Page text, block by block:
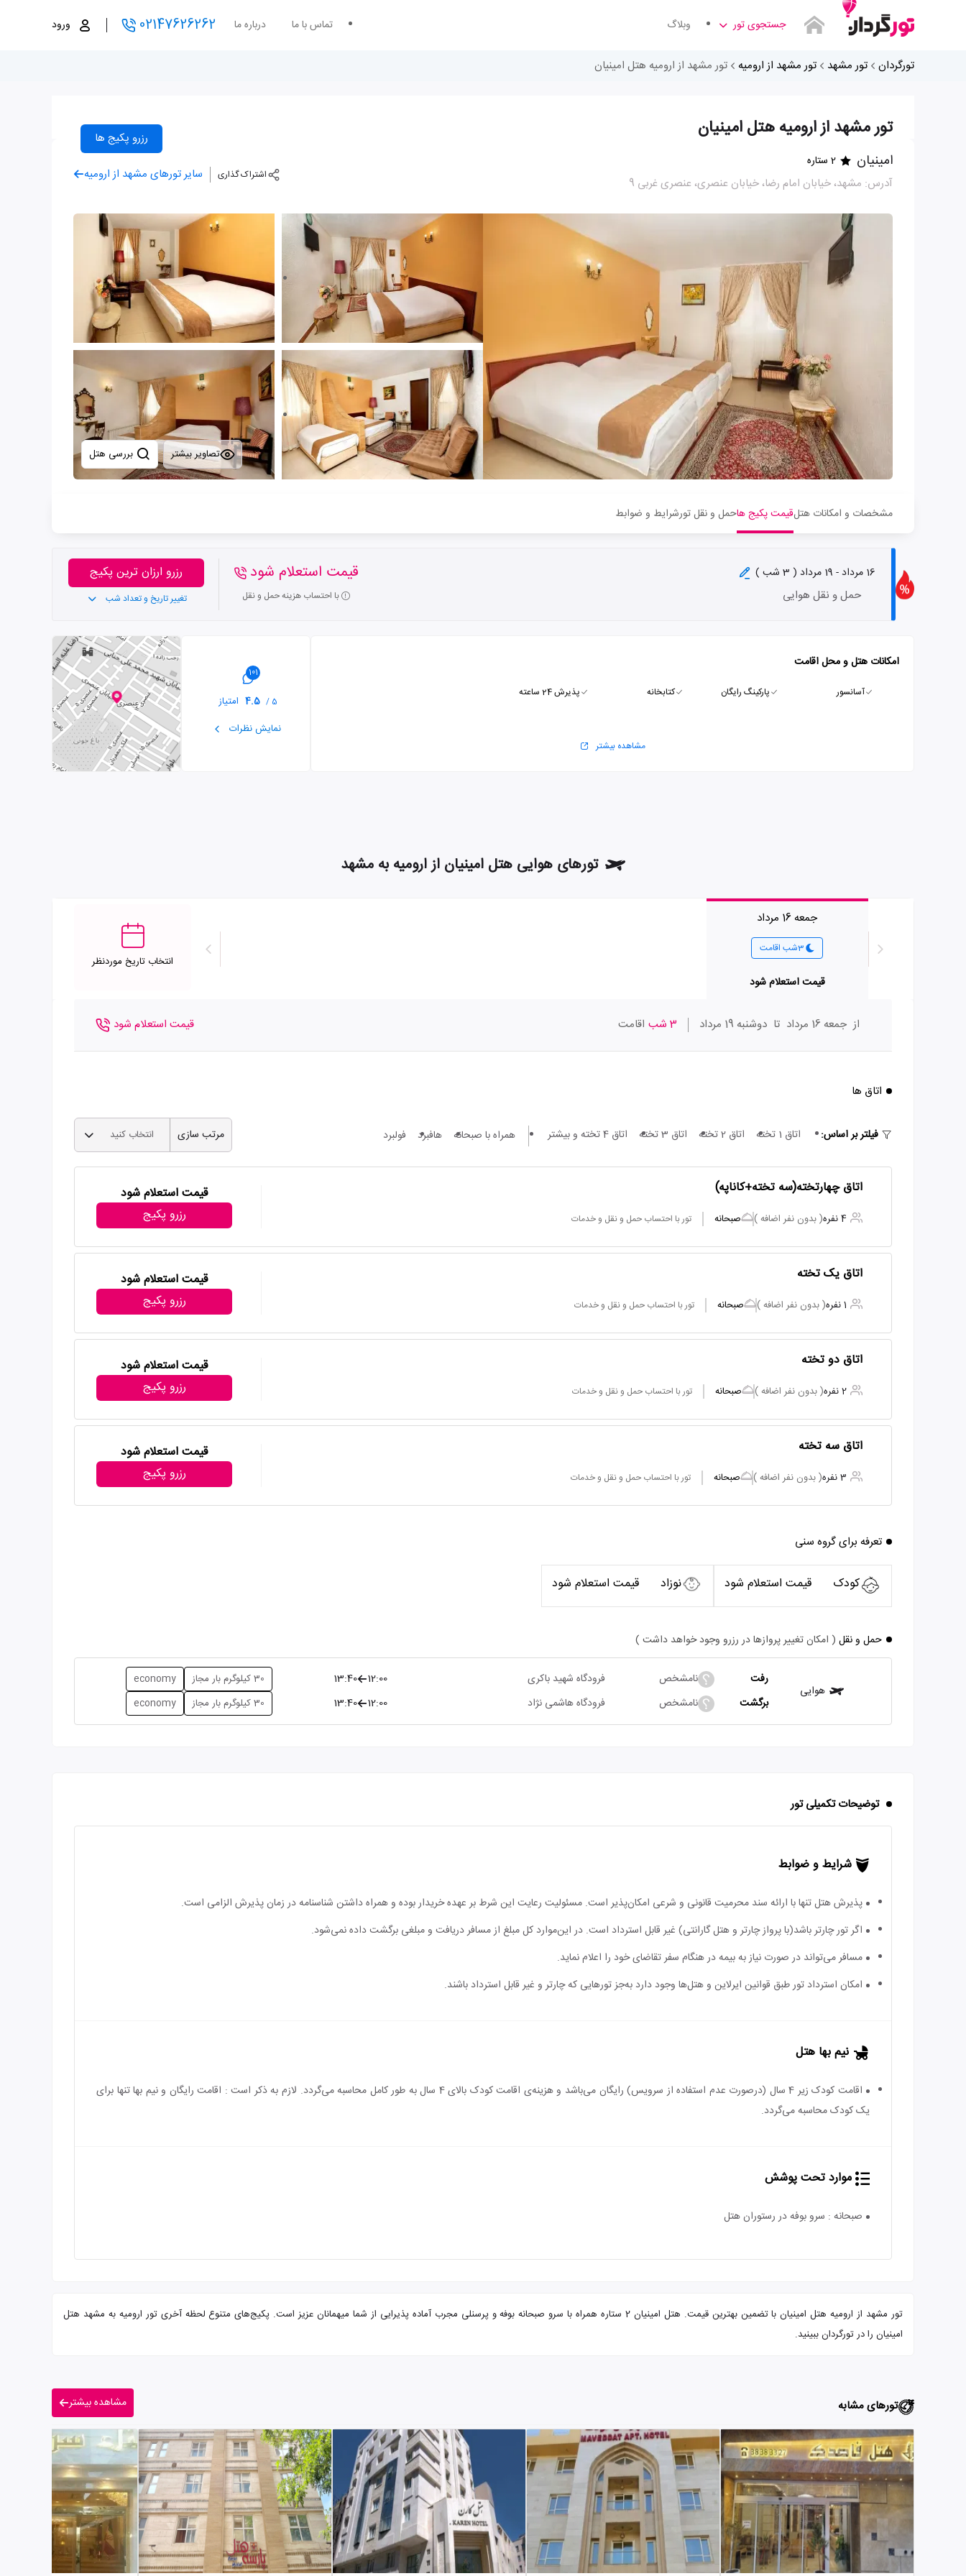
جستجوی تور وبلاگ تماس با ما درباره ما 02147626262 ورود
تورگردان تور مشهد تور مشهد از ارومیه تور مشهد از ارومیه هتل امینیان
تور مشهد از ارومیه هتل امینیان رزرو پکیج ها
امینیان 2 ستاره
آدرس: مشهد، خیابان امام رضا، خیابان عنصری، عنصری غربی 9
اشتراک گذاری سایر تورهای مشهد از ارومیه
تصاویر بیشتر
مشخصات و امکانات هتلقیمت پکیج هاحمل و نقل تورشرایط و ضوابط
16 مرداد - 19 مرداد ( 3 شب )
حمل و نقل هوایی
قیمت استعلام شود
با احتساب هزینه حمل و نقل
رزرو ارزان ترین پکیج
تغییر تاریخ و تعداد شب
امکانات هتل و محل اقامت
آسانسور پارکینگ رایگان کتابخانه پذیرش 24 ساعته
مشاهده بیشتر
101
5 /
4.5 امتیاز
نمایش نظرات
تورهای هوایی هتل امینیان از ارومیه به مشهد
جمعه 16 مرداد
3شب اقامت
قیمت استعلام شود
انتخاب تاریخ موردنظر
از جمعه 16 مرداد تا دوشنبه 19 مرداد 3 شب اقامت قیمت استعلام شود
اتاق ها
فیلتر بر اساس: اتاق 1 تخته اتاق 2 تخته اتاق 3 تخته اتاق 4 تخته و بیشتر همراه با صبحانه هافبرد فولبرد مرتب سازی انتخاب کنید
اتاق چهارتخته(سه تخته+کاناپه)
4 نفره ( بدون نفر اضافه ) صبحانه تور با احتساب حمل و نقل و خدمات
قیمت استعلام شود
رزرو پکیج
اتاق یک تخته
1 نفره ( بدون نفر اضافه ) صبحانه تور با احتساب حمل و نقل و خدمات
قیمت استعلام شود
رزرو پکیج
اتاق دو تخته
2 نفره ( بدون نفر اضافه ) صبحانه تور با احتساب حمل و نقل و خدمات
قیمت استعلام شود
رزرو پکیج
اتاق سه تخته
3 نفره ( بدون نفر اضافه ) صبحانه تور با احتساب حمل و نقل و خدمات
قیمت استعلام شود
رزرو پکیج
تعرفه برای گروه سنی
کودک قیمت استعلام شود نوزاد قیمت استعلام شود
حمل و نقل ( امکان تغییر پروازها در رزرو وجود خواهد داشت )
هوایی
رفت نامشخص فرودگاه شهید باکری 12:00
13:40 30 کیلوگرم بار مجاز economy
برگشت نامشخص فرودگاه هاشمی نژاد 12:00
13:40 30 کیلوگرم بار مجاز economy
توضیحات تکمیلی تور
شرایط و ضوابط
پذیرش هتل تنها با ارائه سند محرمیت قانونی و شرعی امکان‌پذیر است. مسئولیت رعایت این شرط بر عهده خریدار بوده و همراه داشتن شناسنامه در زمان پذیرش الزامی است.
اگر تور چارتر باشد(با پرواز چارتر و هتل گارانتی) غیر قابل استرداد است. در این‌موارد کل مبلغ از مسافر دریافت و مبلغی برگشت داده نمی‌شود.
مسافر می‌تواند در صورت نیاز به بیمه در هنگام سفر تقاضای خود را اعلام نماید.
امکان استرداد تور طبق قوانین ایرلاین و هتل‌ها وجود دارد به‌جز تورهایی که چارتر و غیر قابل استرداد باشند.
نیم بها هتل
اقامت کودک زیر 4 سال (درصورت عدم استفاده از سرویس) رایگان می‌باشد و هزینه‌ی اقامت کودک بالای 4 سال به طور کامل محاسبه می‌گردد. لازم به ذکر است : اقامت رایگان و نیم بها تنها برای
یک کودک محاسبه می‌گردد.
موارد تحت پوشش
صبحانه : سرو بوفه در رستوران هتل
تور مشهد از ارومیه هتل امینیان با تضمین بهترین قیمت. هتل امینیان 2 ستاره همراه با سرو صبحانه بوفه و پرسنلی مجرب آماده پذیرایی از شما میهمانان عزیز است. پکیج‌های متنوع لحظه آخری تور ارومیه به مشهد هتل
امینیان را در تورگردان ببینید.
تورهای مشابه مشاهده بیشتر